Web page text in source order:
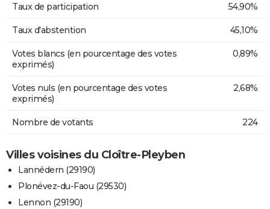
Taux de participation 54,90%
Taux d'abstention 45,10%
Votes blancs (en pourcentage des votes
exprimés)
0,89%
Votes nuls (en pourcentage des votes
exprimés)
2,68%
Nombre de votants 224
Villes voisines du Cloître-Pleyben
Lannédern (29190)
Plonévez-du-Faou (29530)
Lennon (29190)